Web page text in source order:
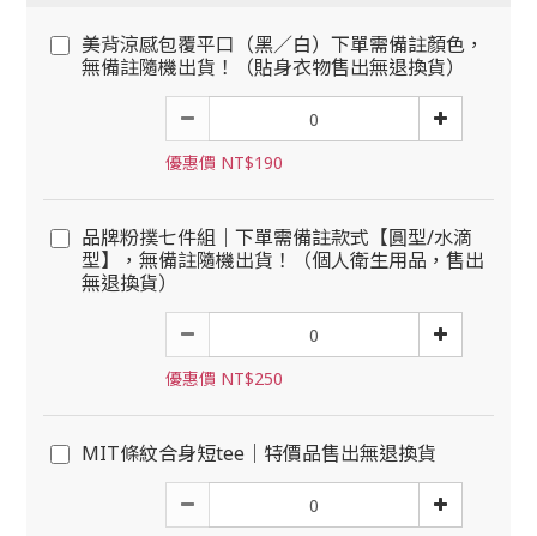
美背涼感包覆平口（黑／白）下單需備註顏色，
無備註隨機出貨！（貼身衣物售出無退換貨）
優惠價 NT$190
品牌粉撲七件組｜下單需備註款式【圓型/水滴
型】，無備註隨機出貨！（個人衛生用品，售出
無退換貨）
優惠價 NT$250
MIT條紋合身短tee｜特價品售出無退換貨